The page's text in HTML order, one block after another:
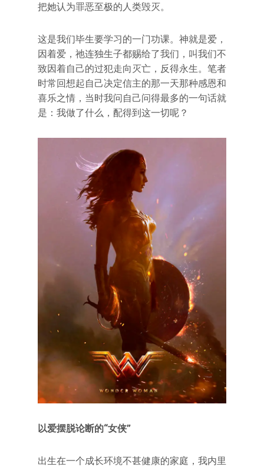
把她认为罪恶至极的人类毁灭。
这是我们毕生要学习的一门功课。神就是爱，
因着爱，祂连独生子都赐给了我们，叫我们不
致因着自己的过犯走向灭亡，反得永生。笔者
时常回想起自己决定信主的那一天那种感恩和
喜乐之情，当时我问自己问得最多的一句话就
是：我做了什么，配得到这一切呢？
以爱摆脱论断的“女侠”
出生在一个成长环境不甚健康的家庭，我内里